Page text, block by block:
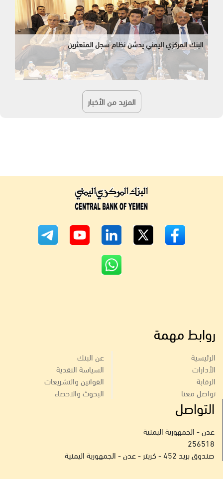
البنك المركزي اليمني يدشن نظام سجل المتعثرين
المزيد من الأخبار
روابط مهمة
الرئيسية
الأدارات
الرقابة
تواصل معنا
عن البنك
السياسة النقدية
القوانين والتشريعات
البحوث والاحصاء
التواصل
عدن - الجمهورية اليمنية
256518
صندوق بريد 452 - كريتر - عدن - الجمهورية اليمنية